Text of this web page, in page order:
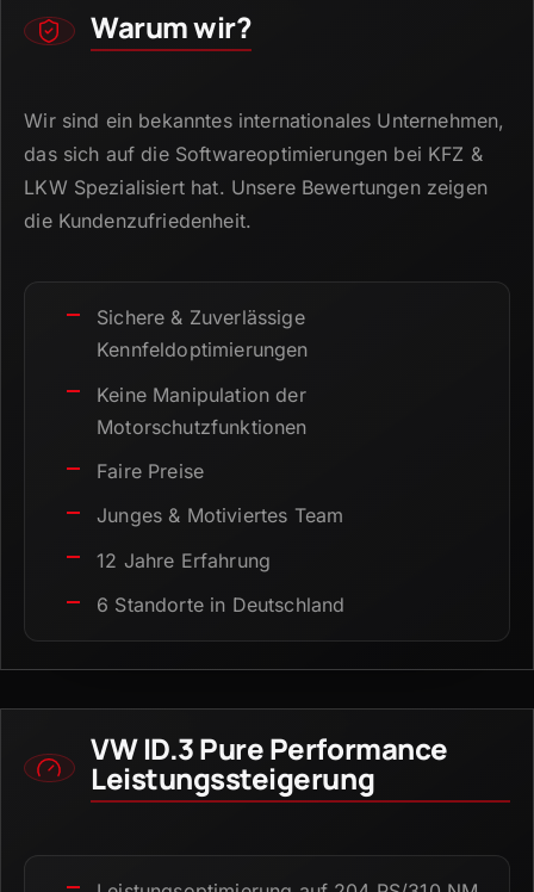
Warum wir?
Wir sind ein bekanntes internationales Unternehmen,
das sich auf die Softwareoptimierungen bei KFZ &
LKW Spezialisiert hat. Unsere Bewertungen zeigen
die Kundenzufriedenheit.
Sichere & Zuverlässige
Kennfeldoptimierungen
Keine Manipulation der
Motorschutzfunktionen
Faire Preise
Junges & Motiviertes Team
12 Jahre Erfahrung
6 Standorte in Deutschland
VW ID.3 Pure Performance
Leistungssteigerung